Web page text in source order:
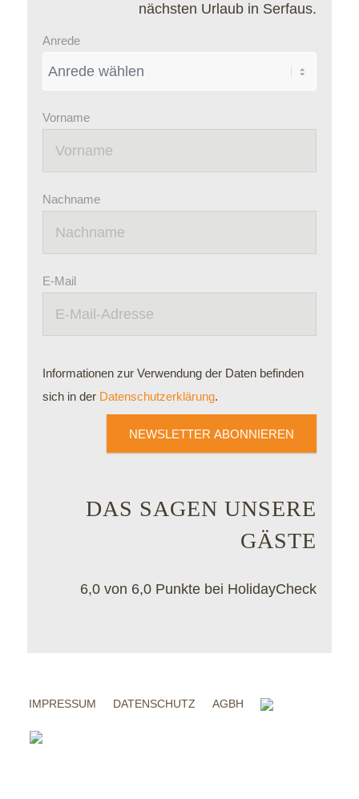
nächsten Urlaub in Serfaus.
Anrede
Vorname
Nachname
E-Mail
Informationen zur Verwendung der Daten befinden
sich in der Datenschutzerklärung.
NEWSLETTER ABONNIEREN
DAS SAGEN UNSERE
GÄSTE
6,0 von 6,0 Punkte bei HolidayCheck
IMPRESSUM DATENSCHUTZ AGBH